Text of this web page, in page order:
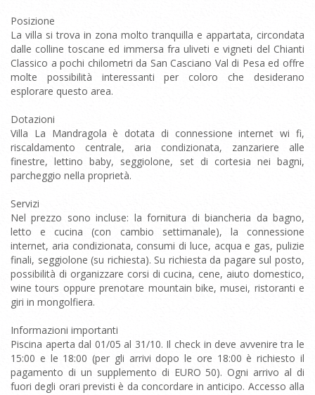
Posizione
La villa si trova in zona molto tranquilla e appartata, circondata
dalle colline toscane ed immersa fra uliveti e vigneti del Chianti
Classico a pochi chilometri da San Casciano Val di Pesa ed offre
molte possibilità interessanti per coloro che desiderano
esplorare questo area.
Dotazioni
Villa La Mandragola è dotata di connessione internet wi fi,
riscaldamento centrale, aria condizionata, zanzariere alle
finestre, lettino baby, seggiolone, set di cortesia nei bagni,
parcheggio nella proprietà.
Servizi
Nel prezzo sono incluse: la fornitura di biancheria da bagno,
letto e cucina (con cambio settimanale), la connessione
internet, aria condizionata, consumi di luce, acqua e gas, pulizie
finali, seggiolone (su richiesta). Su richiesta da pagare sul posto,
possibilità di organizzare corsi di cucina, cene, aiuto domestico,
wine tours oppure prenotare mountain bike, musei, ristoranti e
giri in mongolfiera.
Informazioni importanti
Piscina aperta dal 01/05 al 31/10. Il check in deve avvenire tra le
15:00 e le 18:00 (per gli arrivi dopo le ore 18:00 è richiesto il
pagamento di un supplemento di EURO 50). Ogni arrivo al di
fuori degli orari previsti è da concordare in anticipo. Accesso alla